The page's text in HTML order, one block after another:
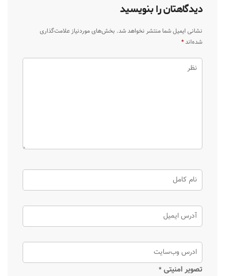
دیدگاهتان را بنویسید
نشانی ایمیل شما منتشر نخواهد شد. بخش‌های موردنیاز علامت‌گذاری
شده‌اند*
تصویر امنیتی *